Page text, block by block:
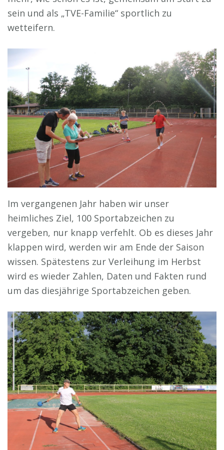
sein und als „TVE-Familie“ sportlich zu
wetteifern.
Im vergangenen Jahr haben wir unser
heimliches Ziel, 100 Sportabzeichen zu
vergeben, nur knapp verfehlt. Ob es dieses Jahr
klappen wird, werden wir am Ende der Saison
wissen. Spätestens zur Verleihung im Herbst
wird es wieder Zahlen, Daten und Fakten rund
um das diesjährige Sportabzeichen geben.